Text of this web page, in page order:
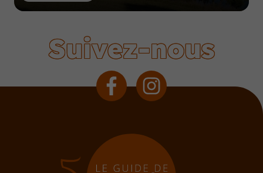
Suivez-nous